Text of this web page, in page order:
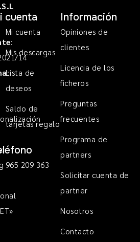
:
14
:
:
cuenta
Mi cuenta
Mis descargas
Lista de
deseos
Saldo de
tarjetas regalo
965 209 363
Información
Opiniones de
clientes
Licencia de los
ficheros
Preguntas
frecuentes
Programa de
partners
Solicitar cuenta de
partner
Nosotros
Contacto